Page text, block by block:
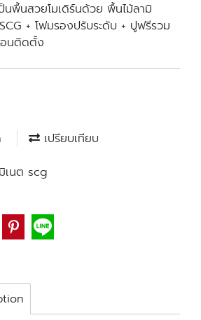
นพื้นสวยโมเดิร์นด้วย พื้นไม้ลามิ
+ โฟมรองปรับระดับ + ปูฟรีรวม
นติดตั้ง
เปรียบเทียบ
เนต scg